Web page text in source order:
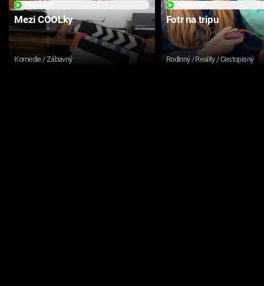
Mezi COOLky
Komedie / Zábavný
Fotr na tripu
Rodinný / Reality / Cestopisný